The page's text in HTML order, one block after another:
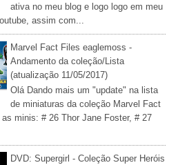
ativa no meu blog e logo logo em meu
assim com...
Marvel Fact Files eaglemoss -
Andamento da coleção/Lista
(atualização 11/05/2017)
Olá Dando mais um "update" na lista
de miniaturas da coleção Marvel Fact
minis: # 26 Thor Jane Foster, # 27
DVD: Supergirl - Coleção Super Heróis